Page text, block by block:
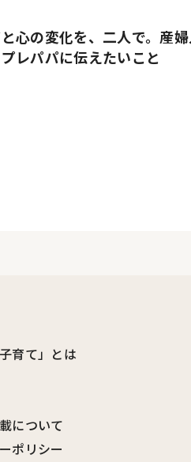
心の変化を、二人で。産
レパパに伝えたいこと
育て」とは
について
ポリシー